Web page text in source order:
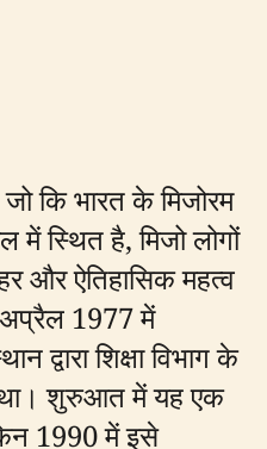
कि भारत के मिजोरम
में स्थित है, मिजो लोगों
और ऐतिहासिक महत्व
1977 में
शिक्षा विभाग के
था। शुरुआत में यह एक
1990 में इसे